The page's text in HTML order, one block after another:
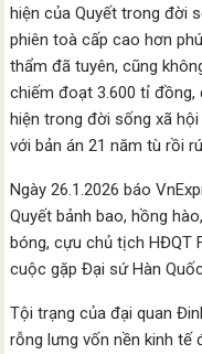
hiện của Quyết trong đời
phiên toà cấp cao hơn
thẩm đã tuyên, cũng
chiếm đoạt 3.600 tỉ đồng,
hiện trong đời sống xã
với bản án 21 năm tù rồi
Ngày 26.1.2026 báo
Quyết bảnh bao, hồng
bóng, cựu chủ tịch HĐQT
cuộc gặp Đại sứ Hàn
Tội trạng của đại quan
rỗng lưng vốn nền kinh tế